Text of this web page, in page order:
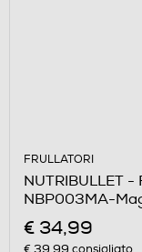
FRULLATORI
NUTRIBULLET
NBP003MA-
€ 34,99
€ 39,99 consigliato